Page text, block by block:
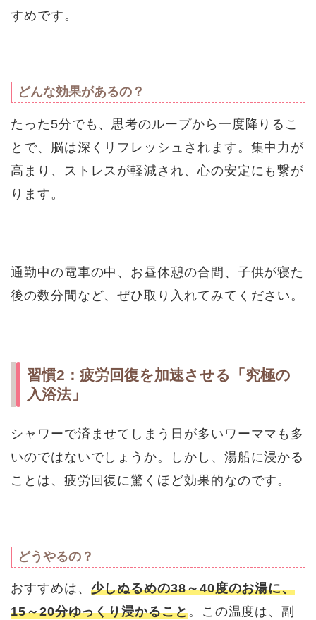
すめです。
どんな効果があるの？
たった5分でも、思考のループから一度降りるこ
とで、脳は深くリフレッシュされます。集中力が
高まり、ストレスが軽減され、心の安定にも繋が
ります。
通勤中の電車の中、お昼休憩の合間、子供が寝た
後の数分間など、ぜひ取り入れてみてください。
習慣2：疲労回復を加速させる「究極の
入浴法」
シャワーで済ませてしまう日が多いワーママも多
いのではないでしょうか。しかし、湯船に浸かる
ことは、疲労回復に驚くほど効果的なのです。
どうやるの？
おすすめは、 少しぬるめの38～40度のお湯に、
15～20分ゆっくり浸かること。この温度は、副